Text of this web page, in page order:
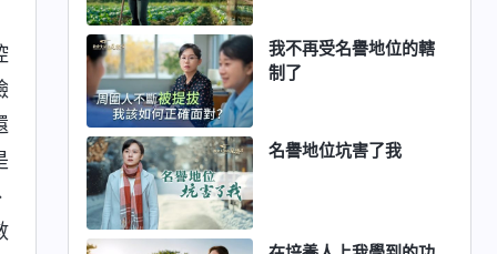
我不再受名譽地位的轄
制了
名譽地位坑害了我